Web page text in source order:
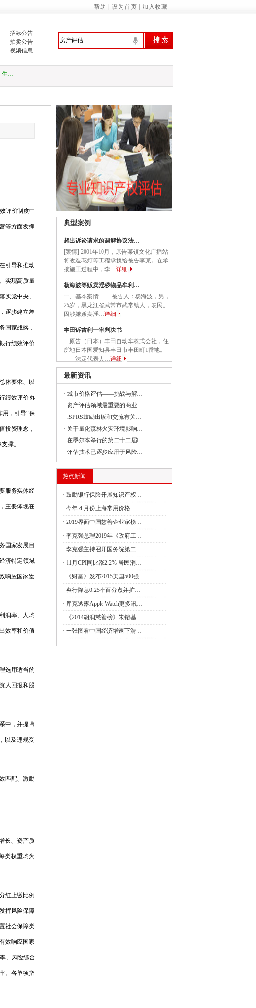
帮助 设为首页 加入收藏
招标公告
拍卖公告
视频信息
国家发展改革委：制定促进经济社会发展全面绿色转型
增强生态文明意识 提高环境保护自觉——来自首个全国
生…
翟智：实干笃行、技管合一的城管人
全面推进乡村振兴绘就新图景
中央财政紧急预拨10亿元 支持国家蓄滞洪区受灾群众尽
关于印发《国家基本公共服务标准（2023年版）》的通知
关于完善政府诚信履约机制优化民营经济发展环境的通知
财政部新疆监管局：“三坚持”做深做实地方财政运行分…
国务院办公厅关于应急管理综合行政执法有关事项的通知
中共中央 国务院关于促进民营经济发展壮大的意见
《中共中央 国务院关于促进民营经济发展壮大的意见》
权…
国家发展改革委等部门关于做好2023年降成本重点工作
关于公开遴选《建设项目经济评价方法与参数（修订建
关于开展2023年全国节能宣传周和全国低碳日活动的通知
关于印发《中央党政机关和事业单位所属企业国有资本
国家发展改革委组织召开支持贵州在新时代西部大开发
国家发展改革委负责同志出席建设全国统一大市场国务
国家发展改革委副主任丛亮会见阿曼能源与矿产部次大
臣…
中国与阿根廷签署共建“一带一路”合作规划
2023年1-4月全国国有及国有控股企业经济运行情况
财政部河南监管局：强化理论武装 筑牢思想之基 认真
发展改革委核定抽水蓄能电站容量电价
发展改革委举行5月份新闻发布会
发…
会…
体…
发展改革委等部门关于印发《“十四五”时期社会服务设…
评价制度中
等方面发挥
引导和推动
实现高质量
实党中央、
逐步建立差
国家战略，
行绩效评价
体要求、以
绩效评价办
用，引导“保
投资理念，
撑。
服务实体经
主要体现在
国家发展目
济特定领域
响应国家宏
润率、人均
效率和价值
选用适当的
人回报和股
中，并提高
以及违规受
匹配、激励
长、资产质
类权重均为
红上缴比例
挥风险保障
社会保障类
效响应国家
、风险综合
。各单项指
典型案例
超出诉讼请求的调解协议法…
[案情] 2001年10月，原告某镇文化广播站
将改造花灯等工程承揽给被告李某。在承
揽施工过程中，李…详细
杨海波等贩卖淫秽物品牟利…
一、基本案情 被告人：杨海波，男，
25岁，黑龙江省武常市武常镇人，农民。
因涉嫌贩卖淫…详细
丰田诉吉利一审判决书
原告（日本）丰田自动车株式会社，住
所地日本国爱知县丰田市丰田町1番地。
法定代表人…详细
最新资讯
· 城市价格评估——挑战与解…
· 资产评估领域最重要的商业…
· ISPRS鼓励出版和交流有关…
· 关于量化森林火灾环境影响…
· 在墨尔本举行的第二十二届I…
· 评估技术已逐步应用于风险…
热点新闻
· 鼓励银行保险开展知识产权…
· 今年４月份上海常用价格
· 2019界面中国慈善企业家榜…
· 李克强总理2019年《政府工…
· 李克强主持召开国务院第二…
· 11月CPI同比涨2.2% 居民消…
·
《财富》发布2015美国500强…
· 央行降息0.25个百分点并扩…
· 库克透露Apple Watch更多讯…
·
《2014胡润慈善榜》朱镕基…
· 一张图看中国经济增速下滑…